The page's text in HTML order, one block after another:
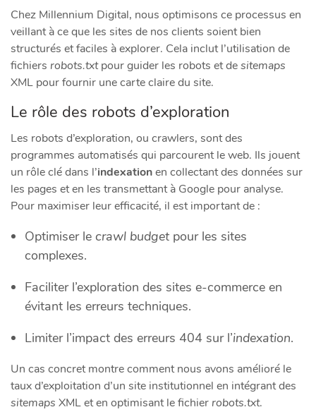
Chez Millennium Digital, nous optimisons ce processus en
veillant à ce que les sites de nos clients soient bien
structurés et faciles à explorer. Cela inclut l’utilisation de
fichiers robots.txtpour guider les robots et desitemaps
XML pour fournir une carte claire du site.
Le rôle des robots d’exploration
Les robots d’exploration, ou crawlers, sont des
programmes automatisés qui parcourent le web. Ils jouent
un rôle clé dans l’indexationen collectant des données sur
les pages et en les transmettant à Google pour analyse.
Pour maximiser leur efficacité, il est important de :
Optimiser le crawl budget pour les sites
complexes.
Faciliter l’exploration des sites e-commerce en
évitant les erreurs techniques.
Limiter l’impact des erreurs 404 sur l’indexation.
Un cas concret montre comment nous avons amélioré le
taux d’exploitation d’un site institutionnel en intégrant des
sitemaps XML et en optimisant le fichier robots.txt.